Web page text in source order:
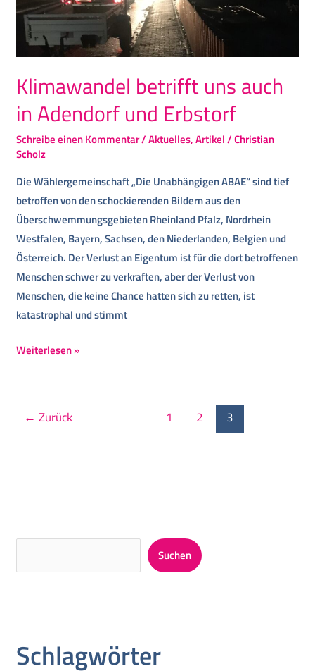
Klimawandel betrifft uns auch
in Adendorf und Erbstorf
Schreibe einen Kommentar/Aktuelles,Artikel/Christian
Scholz
Die Wählergemeinschaft „Die Unabhängigen ABAE“ sind tief
betroffen von den schockierenden Bildern aus den
Überschwemmungsgebieten Rheinland Pfalz, Nordrhein
Westfalen, Bayern, Sachsen, den Niederlanden, Belgien und
Österreich. Der Verlust an Eigentum ist für die dort betroffenen
Menschen schwer zu verkraften, aber der Verlust von
Menschen, die keine Chance hatten sich zu retten, ist
katastrophal und stimmt
Weiterlesen »
← Zurück 1 2 3
Suchen
Schlagwörter